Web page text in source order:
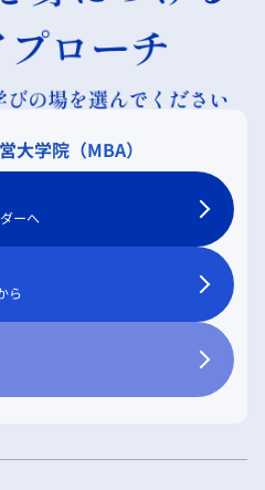
大学院（MBA）
ーへ
ら